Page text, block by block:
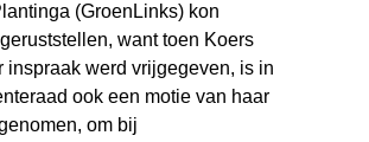
(GroenLinks) kon
want toen Koers
inspraak werd vrijgegeven, is in
ook een motie van haar
om bij